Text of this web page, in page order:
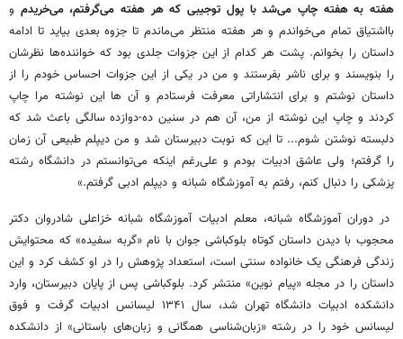
هفته به هفته چاپ می‌شد با پول توجیبی که هر هفته می‌گرفتم، می‌خریدم و
بااشتیاق تمام می‌خواندم و هر هفته منتظر می‌ماندم تا جزوه بعدی بیاید تا ادامه
داستان را بخوانم. پشت هر کدام از این جزوات جلدی بود که خواننده‌ها نظرشان
را بنویسند و برای ناشر بفرستند و من در یکی از این جزوات احساس خودم را از
داستان نوشتم و برای انتشاراتی معرفت فرستادم و آن ها این نوشته مرا چاپ
کردند و چاپ این نوشته از من، آن هم در سنین ده-دوازده سالگی باعث شد که
دلبسته نوشتن شوم... تا این که نوبت دبیرستان شد و من دیپلم طبیعی آن زمان
را گرفتم؛ ولی عاشق ادبیات بودم و علی‌رغم اینکه می‌توانستم در دانشگاه رشته
پزشکی را دنبال کنم، رفتم به آموزشگاه شبانه و دیپلم ادبی گرفتم.»
در دوران آموزشگاه شبانه، معلم ادبیات آموزشگاه شبانه خزاعلی شادروان دکتر
محجوب با دیدن داستان کوتاه بلوکباشی جوان با نام «گربه سفیده» که محتوایش
زندگی فرهنگی یک خانواده سنتی است، استعداد پژوهش را در او کشف کرد و این
داستان را در مجله «پیام نوین» منتشر کرد. بلوکباشی پس از پایان دبیرستان، وارد
دانشکده ادبیات دانشگاه تهران شد، سال ۱۳۴۱ لیسانس ادبیات گرفت و فوق
لیسانس خود را در رشته «زبان‌شناسی همگانی و زبان‌های باستانی» از دانشکده